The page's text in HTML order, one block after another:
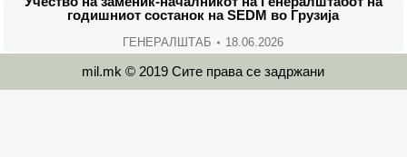
годишниот состанок на SEDM во Грузија
ГЕНЕРАЛШТАБ 18.06.2026
mil.mk © 2019 Сите права се задржани